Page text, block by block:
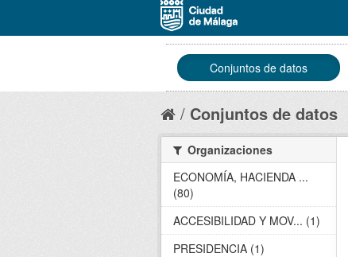
Conjuntos de datos
Conjuntos de datos
Organizaciones
ECONOMÍA, HACIENDA ...
(80)
ACCESIBILIDAD Y MOV... (1)
PRESIDENCIA (1)